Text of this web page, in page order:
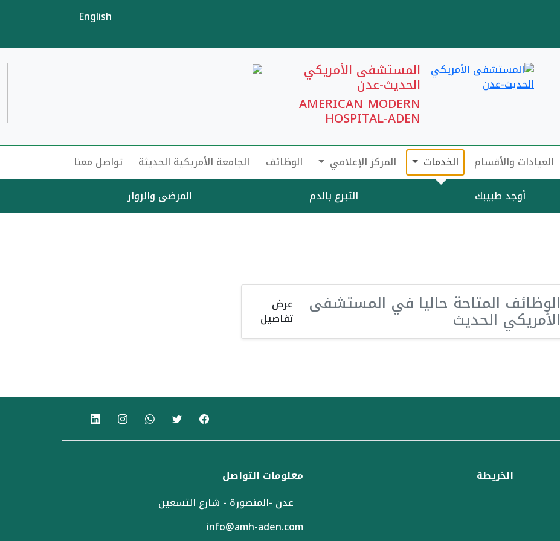
English
المستشفى الأمريكي
الحديث-عدن
AMERICAN MODERN
HOSPITAL-ADEN
العيادات والأقسام
الخدمات
أوجد طبيبك التبرع بالدم المرضى والزوار
المركز الإعلامي الوظائف الجامعة الأمريكية الحديثة تواصل معنا
الوظائف المتاحة حاليا في المستشفى
الأمريكي الحديث
عرض
تفاصيل
الخريطة
معلومات التواصل
عدن -المنصورة - شارع التسعين
info@amh-aden.com